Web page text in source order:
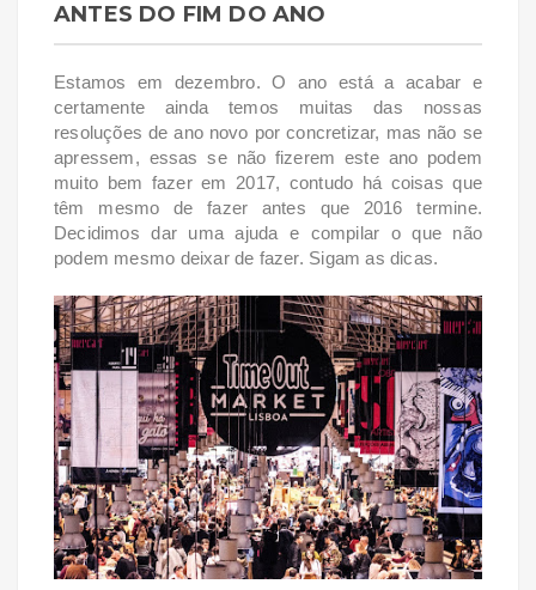
ANTES DO FIM DO ANO
Estamos em dezembro. O ano está a acabar e
certamente ainda temos muitas das nossas
resoluções de ano novo por concretizar, mas não se
apressem, essas se não fizerem este ano podem
muito bem fazer em 2017, contudo há coisas que
têm mesmo de fazer antes que 2016 termine.
Decidimos dar uma ajuda e compilar o que não
podem mesmo deixar de fazer. Sigam as dicas.